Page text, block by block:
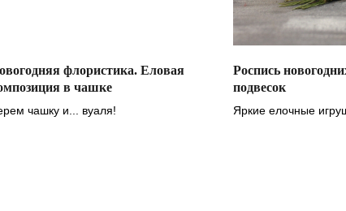
флористика. Еловая
в чашке
чашку и... вуаля!
Роспись
подвесок
Яркие елочные